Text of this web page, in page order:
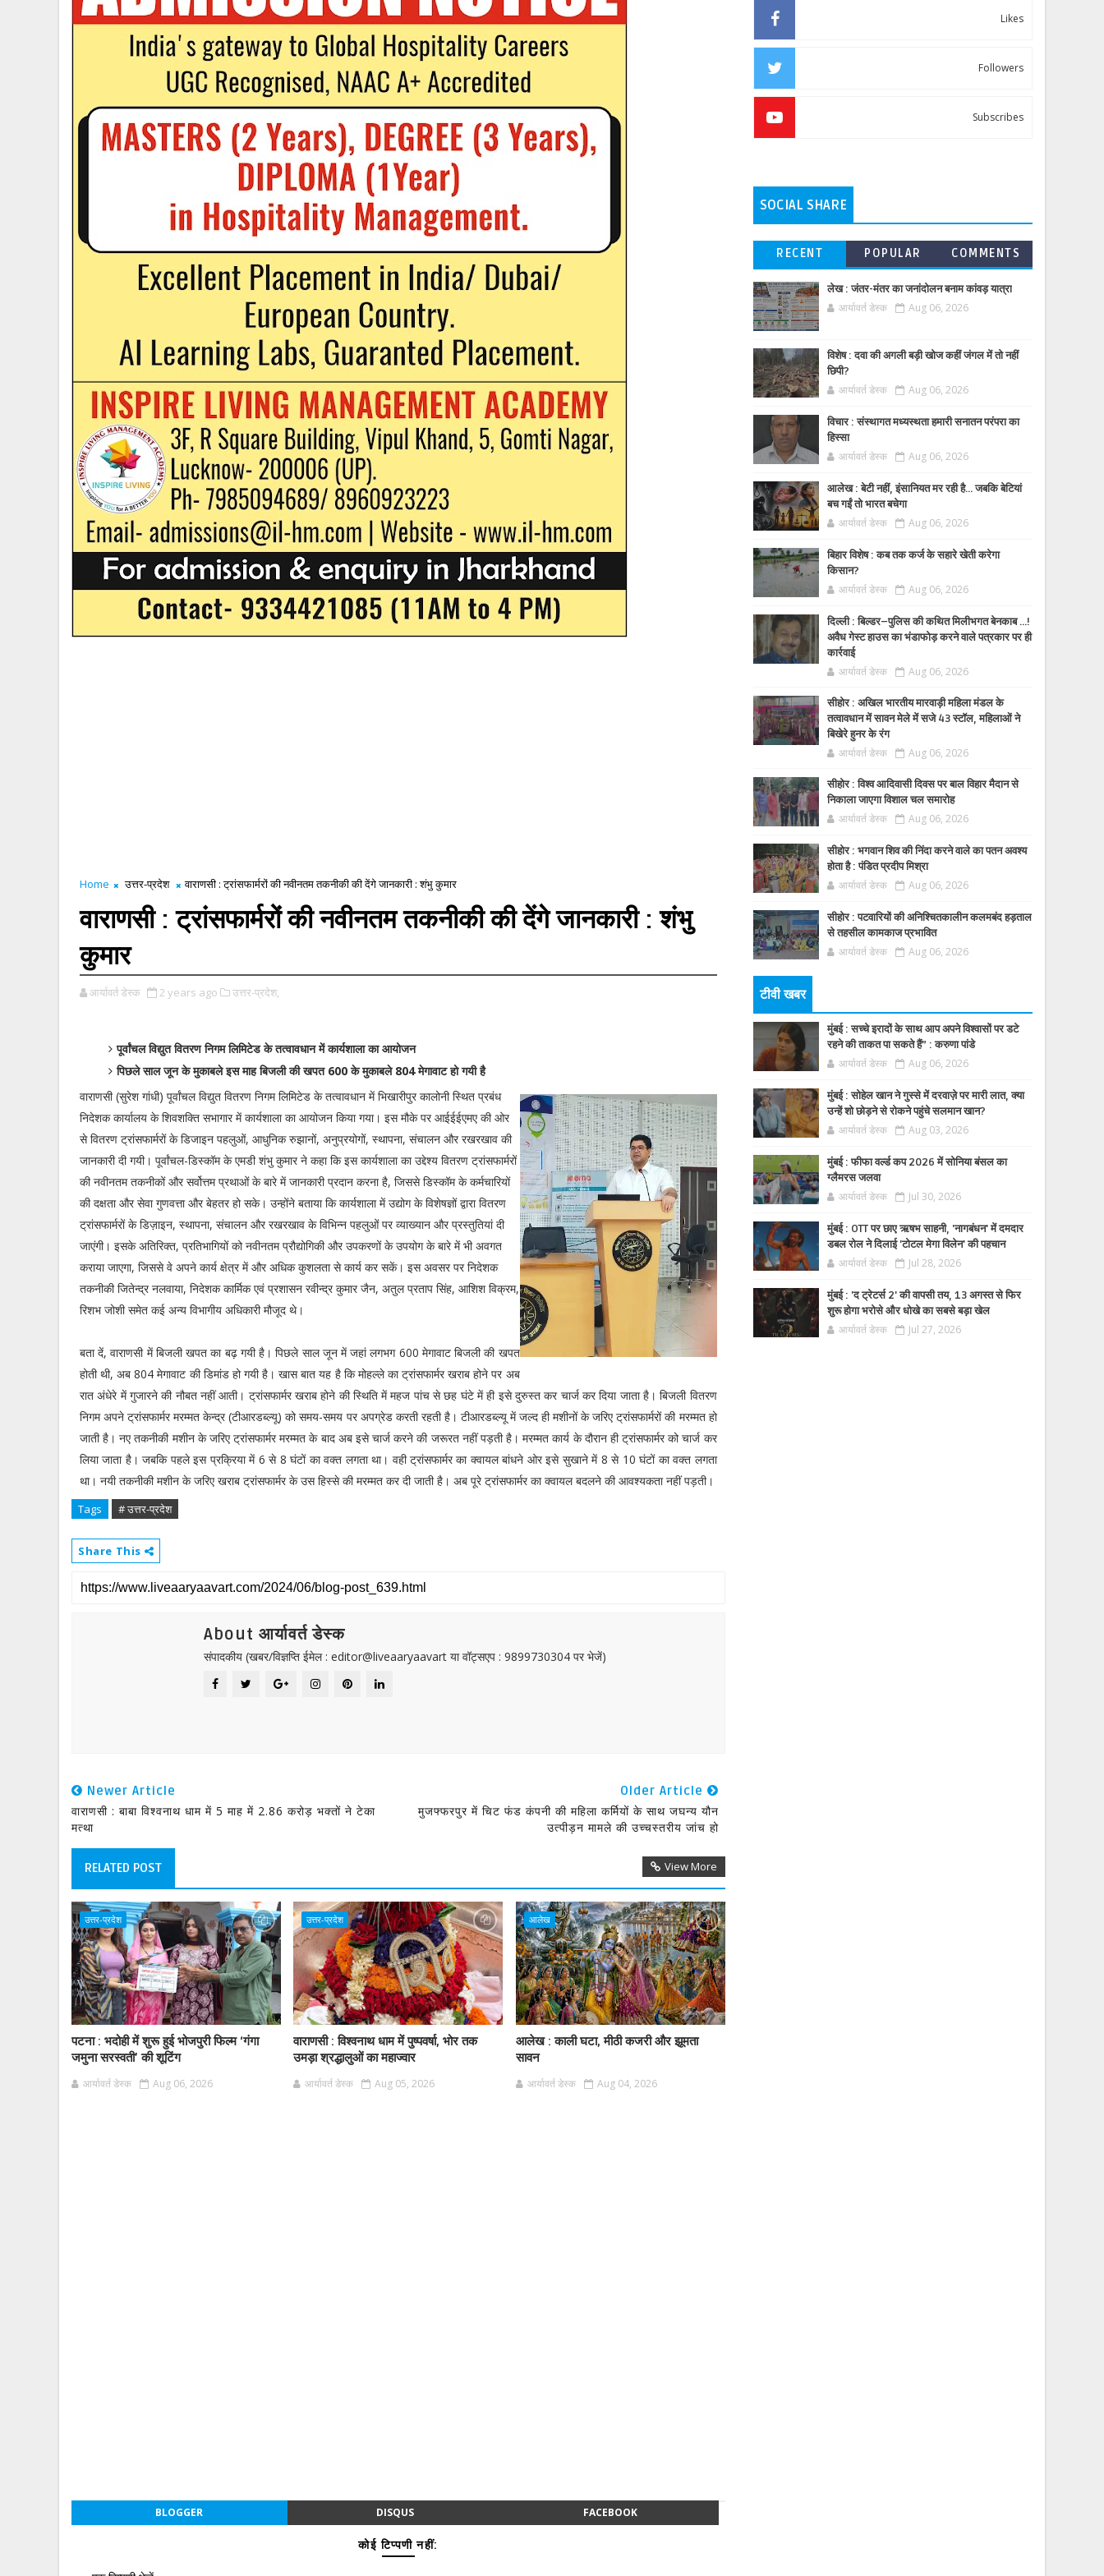
Home उत्तर-प्रदेश वाराणसी : ट्रांसफार्मरों की नवीनतम तकनीकी की देंगे जानकारी : शंभु कुमार
वाराणसी : ट्रांसफार्मरों की नवीनतम तकनीकी की देंगे जानकारी : शंभु
कुमार
आर्यावर्त डेस्क 2 years ago उत्तर-प्रदेश,
पूर्वांचल विद्युत वितरण निगम लिमिटेड के तत्वावधान में कार्यशाला का आयोजन
पिछले साल जून के मुकाबले इस माह बिजली की खपत 600 के मुकाबले 804 मेगावाट हो गयी है
वाराणसी (सुरेश गांधी) पूर्वांचल विद्युत वितरण निगम लिमिटेड के तत्वावधान में भिखारीपुर कालोनी स्थित प्रबंध
निदेशक कार्यालय के शिवशक्ति सभागार में कार्यशाला का आयोजन किया गया। इस मौके पर आईईईएमए की ओर
से वितरण ट्रांसफार्मरों के डिजाइन पहलुओं, आधुनिक रुझानों, अनुप्रयोगों, स्थापना, संचालन और रखरखाव की
जानकारी दी गयी। पूर्वांचल-डिस्कॉम के एमडी शंभु कुमार ने कहा कि इस कार्यशाला का उद्देश्य वितरण ट्रांसफार्मरों
की नवीनतम तकनीकों और सर्वोत्तम प्रथाओं के बारे में जानकारी प्रदान करना है, जिससे डिस्कॉम के कर्मचारियों
की दक्षता और सेवा गुणवत्ता और बेहतर हो सके। उन्होंने बताया कि कार्यशाला में उद्योग के विशेषज्ञों द्वारा वितरण
ट्रांसफार्मरों के डिज़ाइन, स्थापना, संचालन और रखरखाव के विभिन्न पहलुओं पर व्याख्यान और प्रस्तुतियां दी
जाएंगी। इसके अतिरिक्त, प्रतिभागियों को नवीनतम प्रौद्योगिकी और उपकरणों के उपयोग के बारे में भी अवगत
कराया जाएगा, जिससे वे अपने कार्य क्षेत्र में और अधिक कुशलता से कार्य कर सकें। इस अवसर पर निदेशक
तकनीकी जितेन्द्र नलवाया, निदेशक कार्मिक एवं प्रशासन रवीन्द्र कुमार जैन, अतुल प्रताप सिंह, आशिश विक्रम,
रिशभ जोशी समेत कई अन्य विभागीय अधिकारी मौजूद थे।
बता दें, वाराणसी में बिजली खपत का बढ़ गयी है। पिछले साल जून में जहां लगभग 600 मेगावाट बिजली की खपत
होती थी, अब 804 मेगावाट की डिमांड हो गयी है। खास बात यह है कि मोहल्ले का ट्रांसफार्मर खराब होने पर अब
रात अंधेरे में गुजारने की नौबत नहीं आती। ट्रांसफार्मर खराब होने की स्थिति में महज पांच से छह घंटे में ही इसे दुरुस्त कर चार्ज कर दिया जाता है। बिजली वितरण
निगम अपने ट्रांसफार्मर मरम्मत केन्द्र (टीआरडब्ल्यू) को समय-समय पर अपग्रेड करती रहती है। टीआरडब्ल्यू में जल्द ही मशीनों के जरिए ट्रांसफार्मरों की मरम्मत हो
जाती है। नए तकनीकी मशीन के जरिए ट्रांसफार्मर मरम्मत के बाद अब इसे चार्ज करने की जरूरत नहीं पड़ती है। मरम्मत कार्य के दौरान ही ट्रांसफार्मर को चार्ज कर
लिया जाता है। जबकि पहले इस प्रक्रिया में 6 से 8 घंटों का वक्त लगता था। वही ट्रांसफार्मर का क्वायल बांधने ओर इसे सुखाने में 8 से 10 घंटों का वक्त लगता
था। नयी तकनीकी मशीन के जरिए खराब ट्रांसफार्मर के उस हिस्से की मरम्मत कर दी जाती है। अब पूरे ट्रांसफार्मर का क्वायल बदलने की आवश्यकता नहीं पड़ती।
Tags # उत्तर-प्रदेश
Share This
About आर्यावर्त डेस्क
संपादकीय (खबर/विज्ञप्ति ईमेल : editor@liveaaryaavart या वॉट्सएप : 9899730304 पर भेजें)
Newer Article
वाराणसी : बाबा विश्वनाथ धाम में 5 माह में 2.86 करोड़ भक्तों ने टेका
मत्था
Older Article
मुजफ्फरपुर में चिट फंड कंपनी की महिला कर्मियों के साथ जघन्य यौन
उत्पीड़न मामले की उच्चस्तरीय जांच हो
RELATED POST View More
उत्तर-प्रदेश
पटना : भदोही में शुरू हुई भोजपुरी फिल्म ‘गंगा
जमुना सरस्वती’ की शूटिंग
आर्यावर्त डेस्क Aug 06, 2026
उत्तर-प्रदेश
वाराणसी : विश्वनाथ धाम में पुष्पवर्षा, भोर तक
उमड़ा श्रद्धालुओं का महाज्वार
आर्यावर्त डेस्क Aug 05, 2026
आलेख
आलेख : काली घटा, मीठी कजरी और झूमता
सावन
आर्यावर्त डेस्क Aug 04, 2026
BLOGGER DISQUS FACEBOOK
कोई टिप्पणी नहीं:
Likes
Followers
Subscribes
SOCIAL SHARE
RECENT POPULAR COMMENTS
लेख : जंतर-मंतर का जनांदोलन बनाम कांवड़ यात्रा
आर्यावर्त डेस्क Aug 06, 2026
विशेष : दवा की अगली बड़ी खोज कहीं जंगल में तो नहीं
छिपी?
आर्यावर्त डेस्क Aug 06, 2026
विचार : संस्थागत मध्यस्थता हमारी सनातन परंपरा का
हिस्सा
आर्यावर्त डेस्क Aug 06, 2026
आलेख : बेटी नहीं, इंसानियत मर रही है… जबकि बेटियां
बच गईं तो भारत बचेगा
आर्यावर्त डेस्क Aug 06, 2026
बिहार विशेष : कब तक कर्ज के सहारे खेती करेगा
किसान?
आर्यावर्त डेस्क Aug 06, 2026
दिल्ली : बिल्डर–पुलिस की कथित मिलीभगत बेनकाब ...!
अवैध गेस्ट हाउस का भंडाफोड़ करने वाले पत्रकार पर ही
कार्रवाई
आर्यावर्त डेस्क Aug 06, 2026
सीहोर : अखिल भारतीय मारवाड़ी महिला मंडल के
तत्वावधान में सावन मेले में सजे 43 स्टॉल, महिलाओं ने
बिखेरे हुनर के रंग
आर्यावर्त डेस्क Aug 06, 2026
सीहोर : विश्व आदिवासी दिवस पर बाल विहार मैदान से
निकाला जाएगा विशाल चल समारोह
आर्यावर्त डेस्क Aug 06, 2026
सीहोर : भगवान शिव की निंदा करने वाले का पतन अवश्य
होता है : पंडित प्रदीप मिश्रा
आर्यावर्त डेस्क Aug 06, 2026
सीहोर : पटवारियों की अनिश्चितकालीन कलमबंद हड़ताल
से तहसील कामकाज प्रभावित
आर्यावर्त डेस्क Aug 06, 2026
टीवी खबर
मुंबई : सच्चे इरादों के साथ आप अपने विश्वासों पर डटे
रहने की ताकत पा सकते हैं” : करुणा पांडे
आर्यावर्त डेस्क Aug 06, 2026
मुंबई : सोहेल खान ने गुस्से में दरवाज़े पर मारी लात, क्या
उन्हें शो छोड़ने से रोकने पहुंचे सलमान खान?
आर्यावर्त डेस्क Aug 03, 2026
मुंबई : फीफा वर्ल्ड कप 2026 में सोनिया बंसल का
ग्लैमरस जलवा
आर्यावर्त डेस्क Jul 30, 2026
मुंबई : OTT पर छाए ऋषभ साहनी, 'नागबंधन' में दमदार
डबल रोल ने दिलाई 'टोटल मेगा विलेन' की पहचान
आर्यावर्त डेस्क Jul 28, 2026
मुंबई : 'द ट्रेटर्स 2' की वापसी तय, 13 अगस्त से फिर
शुरू होगा भरोसे और धोखे का सबसे बड़ा खेल
आर्यावर्त डेस्क Jul 27, 2026